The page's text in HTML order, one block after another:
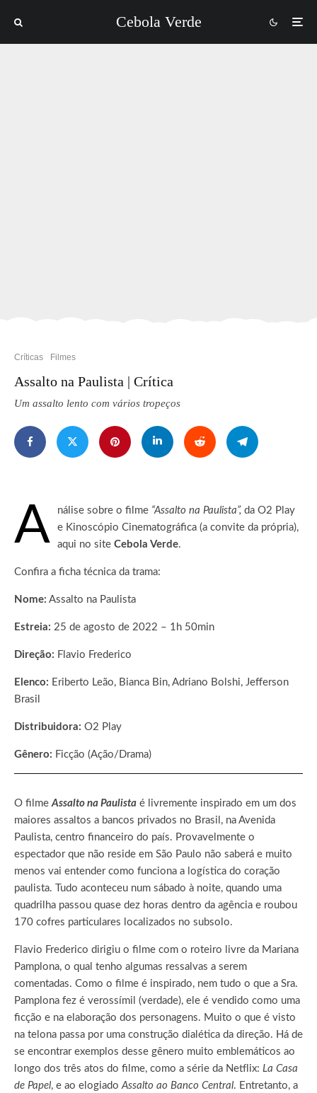
Cebola Verde
Críticas Filmes
Assalto na Paulista | Crítica
Um assalto lento com vários tropeços
A nálise sobre o filme “Assalto na Paulista”, da O2 Play
e Kinoscópio Cinematográfica (a convite da própria),
aqui no site Cebola Verde.
Confira a ficha técnica da trama:
Nome: Assalto na Paulista
Estreia: 25 de agosto de 2022 – 1h 50min
Direção: Flavio Frederico
Elenco: Eriberto Leão, Bianca Bin, Adriano Bolshi, Jefferson
Brasil
Distribuidora: O2 Play
Gênero: Ficção (Ação/Drama)
O filmeAssalto na Paulista é livremente inspirado em um dos
maiores assaltos a bancos privados no Brasil, na Avenida
Paulista, centro financeiro do país. Provavelmente o
espectador que não reside em São Paulo não saberá e muito
menos vai entender como funciona a logística do coração
paulista. Tudo aconteceu num sábado à noite, quando uma
quadrilha passou quase dez horas dentro da agência e roubou
170 cofres particulares localizados no subsolo.
Flavio Frederico dirigiu o filme com o roteiro livre da Mariana
Pamplona, o qual tenho algumas ressalvas a serem
comentadas. Como o filme é inspirado, nem tudo o que a Sra.
Pamplona fez é verossímil (verdade), ele é vendido como uma
ficção e na elaboração dos personagens. Muito o que é visto
na telona passa por uma construção dialética da direção. Há de
se encontrar exemplos desse gênero muito emblemáticos ao
longo dos três atos do filme, como a série da Netflix: La Casa
de Papel, e ao elogiadoAssalto ao Banco Central. Entretanto, a